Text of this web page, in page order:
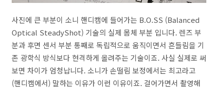
사진에 큰 부분이 소니 핸디캠에 들어가는 B.O.SS (Balanced
Optical SteadyShot) 기술의 실제 몸체 부분 입니다. 렌즈 부
분과 후면 센서 부분 통째로 독립적으로 움직이면서 흔들림을 기
존 광학식 방식보다 현격하게 올려주는 기술이죠. 사실 실제로 써
보면 차이가 엄청납니다. 소니가 손떨림 보정에서는 최고라고
(핸디캠에서) 말하는 이유가 이런 이유이죠. 걸어가면서 촬영해